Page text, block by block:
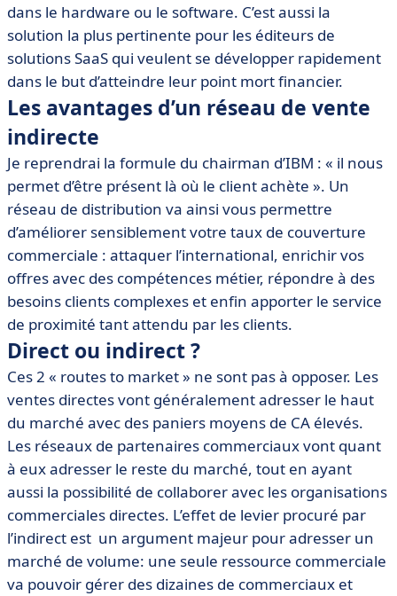
dans le hardware ou le software. C’est aussi la
solution la plus pertinente pour les éditeurs de
solutions SaaS qui veulent se développer rapidement
dans le but d’atteindre leur point mort financier.
Les avantages d’un réseau de vente
indirecte
Je reprendrai la formule du chairman d’IBM : « il nous
permet d’être présent là où le client achète ». Un
réseau de distribution va ainsi vous permettre
d’améliorer sensiblement votre taux de couverture
commerciale : attaquer l’international, enrichir vos
offres avec des compétences métier, répondre à des
besoins clients complexes et enfin apporter le service
de proximité tant attendu par les clients.
Direct ou indirect ?
Ces 2 « routes to market » ne sont pas à opposer. Les
ventes directes vont généralement adresser le haut
du marché avec des paniers moyens de CA élevés.
Les réseaux de partenaires commerciaux vont quant
à eux adresser le reste du marché, tout en ayant
aussi la possibilité de collaborer avec les organisations
commerciales directes. L’effet de levier procuré par
l’indirect est un argument majeur pour adresser un
marché de volume: une seule ressource commerciale
va pouvoir gérer des dizaines de commerciaux et